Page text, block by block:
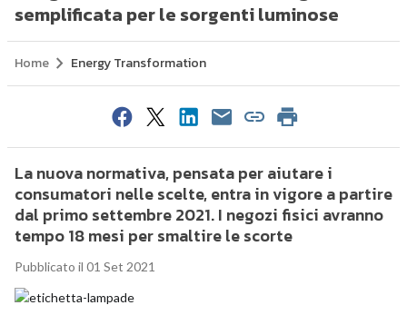
semplificata per le sorgenti luminose
Home Energy Transformation
La nuova normativa, pensata per aiutare i
consumatori nelle scelte, entra in vigore a partire
dal primo settembre 2021. I negozi fisici avranno
tempo 18 mesi per smaltire le scorte
Pubblicato il 01 Set 2021